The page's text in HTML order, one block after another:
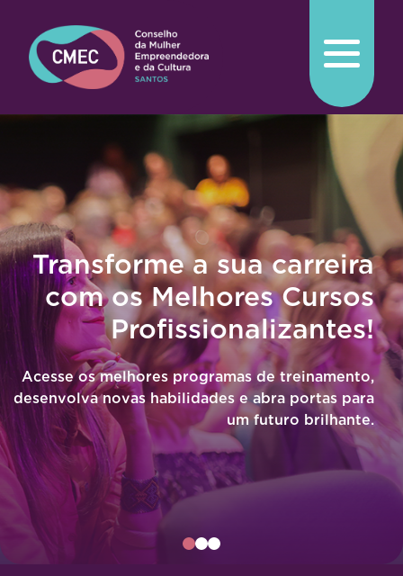
INÍCIO
O QUE É
PONTOS DE ATUAÇÃO
COMISSÃO
Transforme a sua carreira
com os Melhores Cursos
Profissionalizantes!
Acesse os melhores programas de treinamento,
desenvolva novas habilidades e abra portas para
um futuro brilhante.